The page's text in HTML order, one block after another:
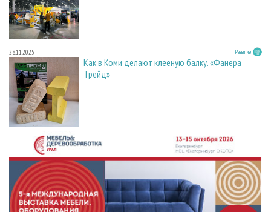
28.11.2025 Развитие
Как в Коми делают клееную балку. «Фанера
Трейд»